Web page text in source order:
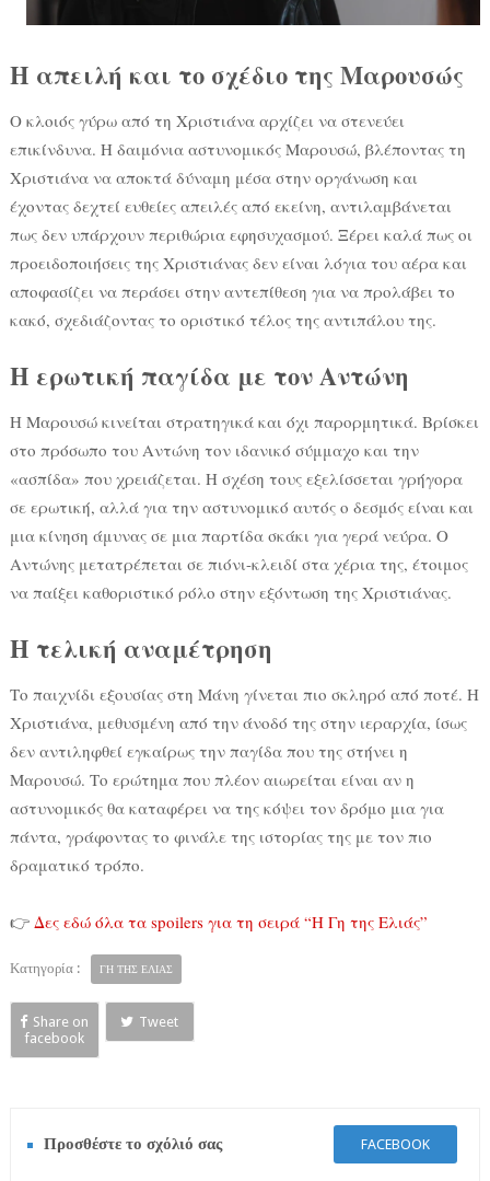
Η απειλή και το σχέδιο της Μαρουσώς
Ο κλοιός γύρω από τη Χριστιάνα αρχίζει να στενεύει
επικίνδυνα. Η δαιμόνια αστυνομικός Μαρουσώ, βλέποντας τη
Χριστιάνα να αποκτά δύναμη μέσα στην οργάνωση και
έχοντας δεχτεί ευθείες απειλές από εκείνη, αντιλαμβάνεται
πως δεν υπάρχουν περιθώρια εφησυχασμού. Ξέρει καλά πως οι
προειδοποιήσεις της Χριστιάνας δεν είναι λόγια του αέρα και
αποφασίζει να περάσει στην αντεπίθεση για να προλάβει το
κακό, σχεδιάζοντας το οριστικό τέλος της αντιπάλου της.
Η ερωτική παγίδα με τον Αντώνη
Η Μαρουσώ κινείται στρατηγικά και όχι παρορμητικά. Βρίσκει
στο πρόσωπο του Αντώνη τον ιδανικό σύμμαχο και την
«ασπίδα» που χρειάζεται. Η σχέση τους εξελίσσεται γρήγορα
σε ερωτική, αλλά για την αστυνομικό αυτός ο δεσμός είναι και
μια κίνηση άμυνας σε μια παρτίδα σκάκι για γερά νεύρα. Ο
Αντώνης μετατρέπεται σε πιόνι-κλειδί στα χέρια της, έτοιμος
να παίξει καθοριστικό ρόλο στην εξόντωση της Χριστιάνας.
Η τελική αναμέτρηση
Το παιχνίδι εξουσίας στη Μάνη γίνεται πιο σκληρό από ποτέ. Η
Χριστιάνα, μεθυσμένη από την άνοδό της στην ιεραρχία, ίσως
δεν αντιληφθεί εγκαίρως την παγίδα που της στήνει η
Μαρουσώ. Το ερώτημα που πλέον αιωρείται είναι αν η
αστυνομικός θα καταφέρει να της κόψει τον δρόμο μια για
πάντα, γράφοντας το φινάλε της ιστορίας της με τον πιο
δραματικό τρόπο.
👉 Δες εδώ όλα τα spoilers για τη σειρά “Η Γη της Ελιάς”
Κατηγορία : ΓΗ ΤΗΣ ΕΛΙΑΣ
Share on
facebook
Tweet
Προσθέστε το σχόλιό σας FACEBOOK